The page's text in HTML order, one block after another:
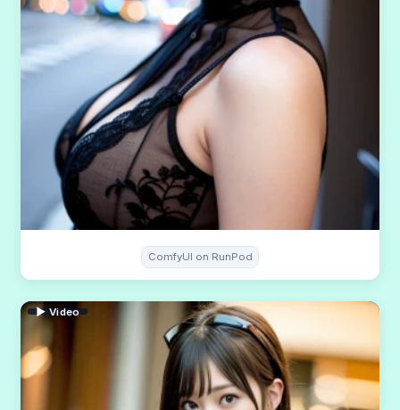
ComfyUI on RunPod
▶ Video